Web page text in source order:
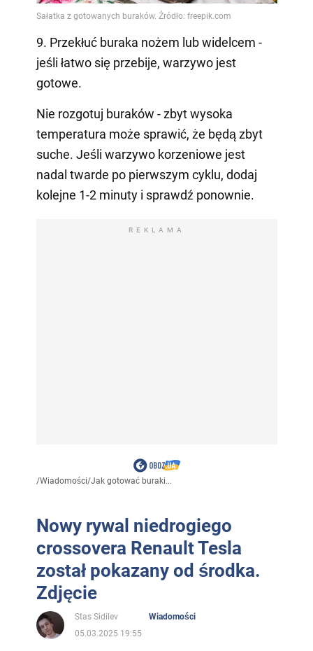
9. Przekłuć buraka nożem lub widelcem -
jeśli łatwo się przebije, warzywo jest
gotowe.
Nie rozgotuj buraków - zbyt wysoka
temperatura może sprawić, że będą zbyt
suche. Jeśli warzywo korzeniowe jest
nadal twarde po pierwszym cyklu, dodaj
kolejne 1-2 minuty i sprawdź ponownie.
REKLAMA
/Wiadomości/Jak gotować buraki...
Nowy rywal niedrogiego
crossovera Renault Tesla
został pokazany od środka.
Zdjęcie
Stas Sidilev
Wiadomości
05.03.2025 19:55